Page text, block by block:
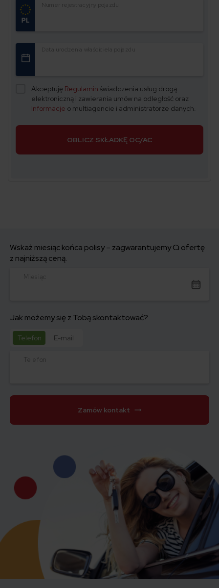
Numer rejestracyjny pojazdu
Data urodzenia właściciela pojazdu
Akceptuję Regulamin świadczenia usług drogą
elektroniczną i zawierania umów na odległość oraz
Informacje o multiagencie i administratorze danych.
OBLICZ SKŁADKĘ OC/AC
Wskaż miesiąc końca polisy – zagwarantujemy Ci ofertę
z najniższą ceną.
Miesiąc
Jak możemy się z Tobą skontaktować?
Telefon E-mail
Telefon
Zamów kontakt